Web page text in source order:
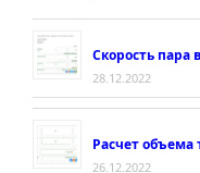
Скорость пара
28.12.2022
Расчет объема
26.12.2022